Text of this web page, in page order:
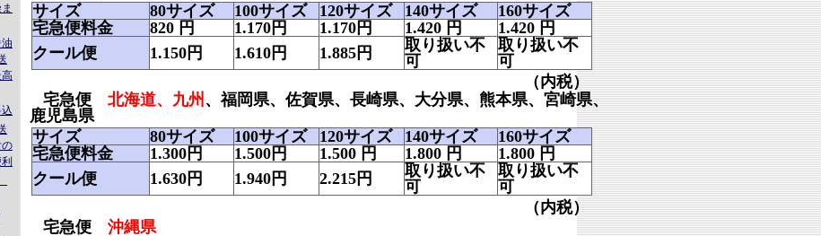
サイズ
80サイズ 100サイズ 120サイズ 140サイズ
160サイズ
宅急便料金
820 円 1.170 円 1.170 円 1.420 円 1.420 円
クール便
1.150円 1.610円 1.885円
取り扱い不
可
取り扱い不
可
（内税）
宅急便
北海道、九州 、福岡県、佐賀県、長崎県、大分県、熊本県、宮崎県、
鹿児島県
サイズ
80サイズ 100サイズ 120サイズ 140サイズ
160サイズ
宅急便料金
1.300 円 1.500 円 1.500 円 1.800 円 1.800 円
クール便
1.630円 1.940円 2.215円
取り扱い不
可
取り扱い不
可
（内税）
宅急便
沖縄県